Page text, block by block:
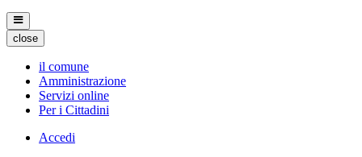
close
il comune
Amministrazione
Servizi online
Per i Cittadini
Accedi